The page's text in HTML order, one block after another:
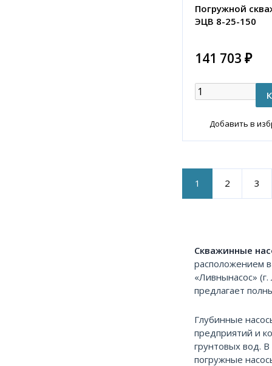
Погружной
ЭЦВ 8-25-150
141 703 ₽
Добавить в
1 2 3
Скважинные
расположением
«Ливнынасос»
предлагает
Глубинные
предприятий и
грунтовых вод.
погружные